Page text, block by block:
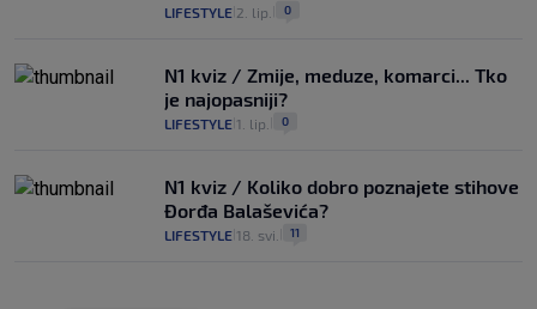
LIFESTYLE 2. lip. 0
N1 kviz / Zmije, meduze, komarci... Tko
je najopasniji?
LIFESTYLE 1. lip. 0
N1 kviz / Koliko dobro poznajete stihove
Đorđa Balaševića?
LIFESTYLE 18. svi. 11